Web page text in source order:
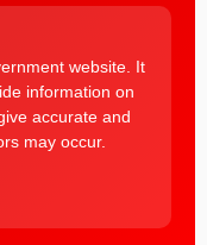
website. It
information on
accurate and
may occur.